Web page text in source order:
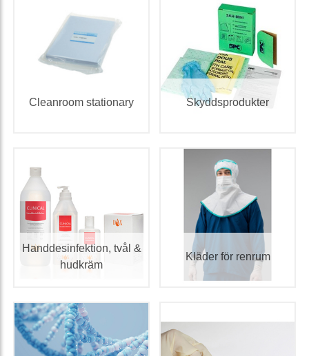
Cleanroom stationary Skyddsprodukter
Handdesinfektion, tvål &
hudkräm
Kläder för renrum